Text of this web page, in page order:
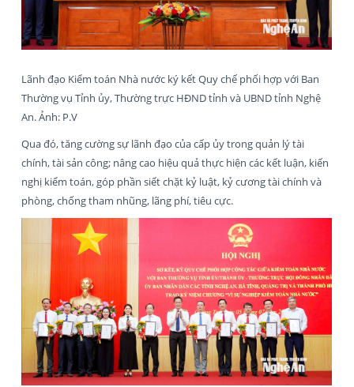
Lãnh đạo Kiểm toán Nhà nước ký kết Quy chế phối hợp với Ban
Thường vụ Tỉnh ủy, Thường trực HĐND tỉnh và UBND tỉnh Nghệ
An. Ảnh: P.V
Qua đó, tăng cường sự lãnh đạo của cấp ủy trong quản lý tài
chính, tài sản công; nâng cao hiệu quả thực hiện các kết luận, kiến
nghị kiểm toán, góp phần siết chặt kỷ luật, kỷ cương tài chính và
phòng, chống tham nhũng, lãng phí, tiêu cực.